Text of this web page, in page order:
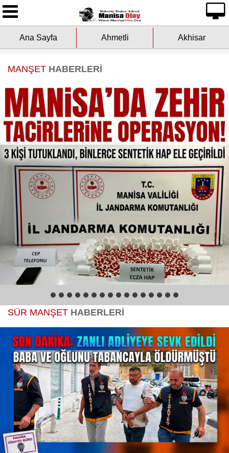
Yazarlarımız
Asayiş
Çevre
Dünya
Eğitim
Ekonomi
Genel
Kültür-Sanat
Magazin
Politika
Spor
Yerel
Foto Galeri
Video Galeri
Anketler
Ana Sayfa Ahmetli Akhisar
MANŞET HABERLERİ
1 2 3 4 5 6 7 8 9 10111213141516
SÜR MANŞET HABERLERİ